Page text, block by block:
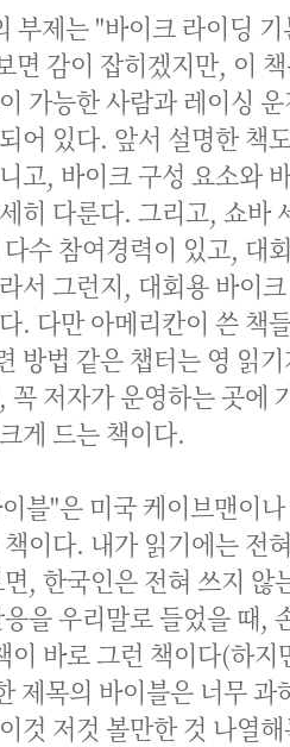
부제는 "바이크 라이딩
면 감이 잡히겠지만, 이
가능한 사람과 레이싱
어 있다. 앞서 설명한 책
고, 바이크 구성 요소와
히 다룬다. 그리고, 쇼바
수 참여경력이 있고, 대
서 그런지, 대회용 바이
. 다만 아메리칸이 쓴 책
방법 같은 챕터는 영 읽
꼭 저자가 운영하는 곳에
게 드는 책이다.
블"은 미국 케이브맨이
이다. 내가 읽기에는 전
, 한국인은 전혀 쓰지 않
을 우리말로 들었을 때,
이 바로 그런 책이다(하
제목의 바이블은 너무
것 저것 볼만한 것 나열